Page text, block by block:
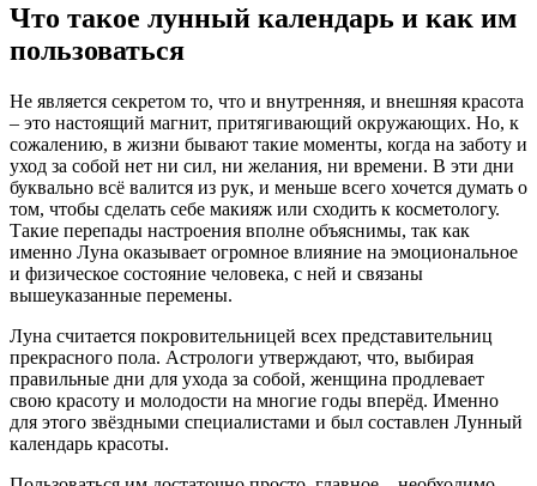
Что такое лунный календарь и как им
пользоваться
Не является секретом то, что и внутренняя, и внешняя красота
– это настоящий магнит, притягивающий окружающих. Но, к
сожалению, в жизни бывают такие моменты, когда на заботу и
уход за собой нет ни сил, ни желания, ни времени. В эти дни
буквально всё валится из рук, и меньше всего хочется думать о
том, чтобы сделать себе макияж или сходить к косметологу.
Такие перепады настроения вполне объяснимы, так как
именно Луна оказывает огромное влияние на эмоциональное
и физическое состояние человека, с ней и связаны
вышеуказанные перемены.
Луна считается покровительницей всех представительниц
прекрасного пола. Астрологи утверждают, что, выбирая
правильные дни для ухода за собой, женщина продлевает
свою красоту и молодости на многие годы вперёд. Именно
для этого звёздными специалистами и был составлен Лунный
календарь красоты.